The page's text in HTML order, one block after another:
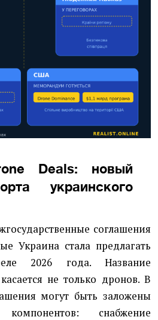
Deals: новый
украинского
соглашения
Украина стала предлагать
2026 года. Название
не только дронов. В
могут быть заложены
снабжение